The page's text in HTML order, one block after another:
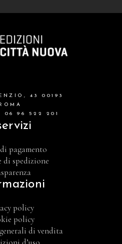
43 00193
06 96 522 201
pagamento
di spedizione
policy
policy
di vendita